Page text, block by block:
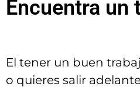
Encuentra un
El tener un buen
o quieres salir